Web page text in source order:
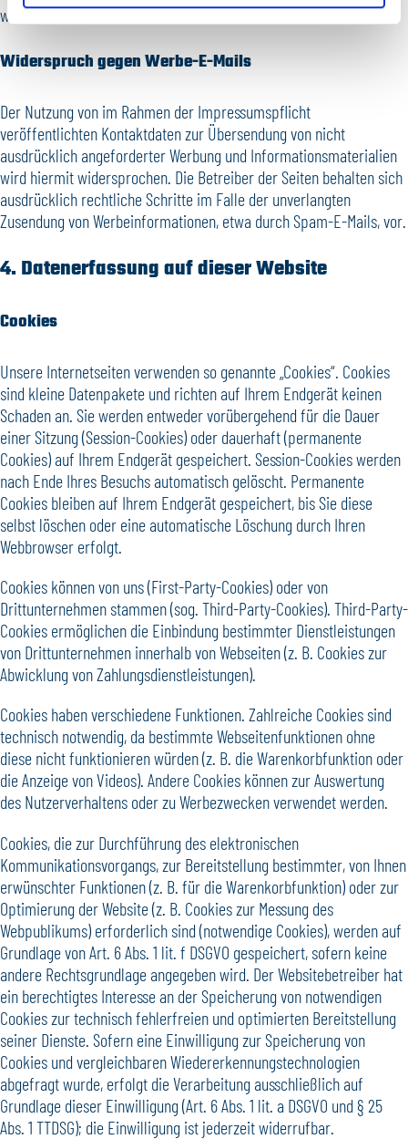
werden.
Widerspruch gegen Werbe-E-Mails
Der Nutzung von im Rahmen der Impressumspflicht
veröffentlichten Kontaktdaten zur Übersendung von nicht
ausdrücklich angeforderter Werbung und Informationsmaterialien
wird hiermit widersprochen. Die Betreiber der Seiten behalten sich
ausdrücklich rechtliche Schritte im Falle der unverlangten
Zusendung von Werbeinformationen, etwa durch Spam-E-Mails, vor.
4. Datenerfassung auf dieser Website
Cookies
Unsere Internetseiten verwenden so genannte „Cookies“. Cookies
sind kleine Datenpakete und richten auf Ihrem Endgerät keinen
Schaden an. Sie werden entweder vorübergehend für die Dauer
einer Sitzung (Session-Cookies) oder dauerhaft (permanente
Cookies) auf Ihrem Endgerät gespeichert. Session-Cookies werden
nach Ende Ihres Besuchs automatisch gelöscht. Permanente
Cookies bleiben auf Ihrem Endgerät gespeichert, bis Sie diese
selbst löschen oder eine automatische Löschung durch Ihren
Webbrowser erfolgt.
Cookies können von uns (First-Party-Cookies) oder von
Drittunternehmen stammen (sog. Third-Party-Cookies). Third-Party-
Cookies ermöglichen die Einbindung bestimmter Dienstleistungen
von Drittunternehmen innerhalb von Webseiten (z. B. Cookies zur
Abwicklung von Zahlungsdienstleistungen).
Cookies haben verschiedene Funktionen. Zahlreiche Cookies sind
technisch notwendig, da bestimmte Webseitenfunktionen ohne
diese nicht funktionieren würden (z. B. die Warenkorbfunktion oder
die Anzeige von Videos). Andere Cookies können zur Auswertung
des Nutzerverhaltens oder zu Werbezwecken verwendet werden.
Cookies, die zur Durchführung des elektronischen
Kommunikationsvorgangs, zur Bereitstellung bestimmter, von Ihnen
erwünschter Funktionen (z. B. für die Warenkorbfunktion) oder zur
Optimierung der Website (z. B. Cookies zur Messung des
Webpublikums) erforderlich sind (notwendige Cookies), werden auf
Grundlage von Art. 6 Abs. 1 lit. f DSGVO gespeichert, sofern keine
andere Rechtsgrundlage angegeben wird. Der Websitebetreiber hat
ein berechtigtes Interesse an der Speicherung von notwendigen
Cookies zur technisch fehlerfreien und optimierten Bereitstellung
seiner Dienste. Sofern eine Einwilligung zur Speicherung von
Cookies und vergleichbaren Wiedererkennungstechnologien
abgefragt wurde, erfolgt die Verarbeitung ausschließlich auf
Grundlage dieser Einwilligung (Art. 6 Abs. 1 lit. a DSGVO und § 25
Abs. 1 TTDSG); die Einwilligung ist jederzeit widerrufbar.